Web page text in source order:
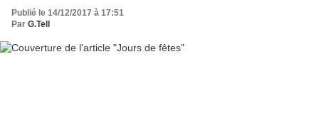
Publié le 14/12/2017 à 17:51
Par G.Tell